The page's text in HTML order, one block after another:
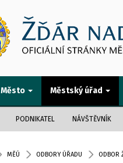
Město Městský úřad
PODNIKATEL NÁVŠTĚVNÍK
MĚÚ ODBORY ÚŘADU ODBOR